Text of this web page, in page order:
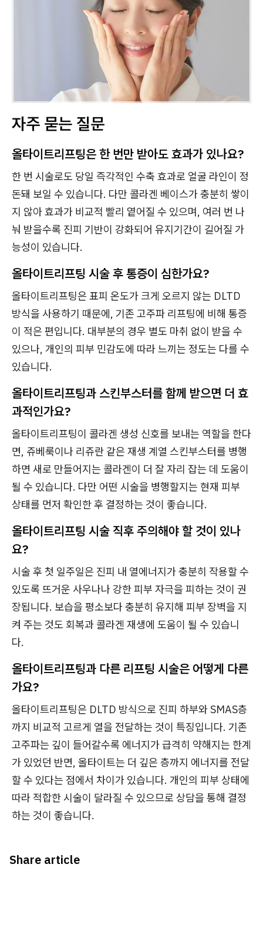
자주 묻는 질문
올타이트리프팅은 한 번만 받아도 효과가 있나요?
한 번 시술로도 당일 즉각적인 수축 효과로 얼굴 라인이 정
돈돼 보일 수 있습니다. 다만 콜라겐 베이스가 충분히 쌓이
지 않아 효과가 비교적 빨리 옅어질 수 있으며, 여러 번 나
눠 받을수록 진피 기반이 강화되어 유지기간이 길어질 가
능성이 있습니다.
올타이트리프팅 시술 후 통증이 심한가요?
올타이트리프팅은 표피 온도가 크게 오르지 않는 DLTD
방식을 사용하기 때문에, 기존 고주파 리프팅에 비해 통증
이 적은 편입니다. 대부분의 경우 별도 마취 없이 받을 수
있으나, 개인의 피부 민감도에 따라 느끼는 정도는 다를 수
있습니다.
올타이트리프팅과 스킨부스터를 함께 받으면 더 효
과적인가요?
올타이트리프팅이 콜라겐 생성 신호를 보내는 역할을 한다
면, 쥬베룩이나 리쥬란 같은 재생 계열 스킨부스터를 병행
하면 새로 만들어지는 콜라겐이 더 잘 자리 잡는 데 도움이
될 수 있습니다. 다만 어떤 시술을 병행할지는 현재 피부
상태를 먼저 확인한 후 결정하는 것이 좋습니다.
올타이트리프팅 시술 직후 주의해야 할 것이 있나
요?
시술 후 첫 일주일은 진피 내 열에너지가 충분히 작용할 수
있도록 뜨거운 사우나나 강한 피부 자극을 피하는 것이 권
장됩니다. 보습을 평소보다 충분히 유지해 피부 장벽을 지
켜 주는 것도 회복과 콜라겐 재생에 도움이 될 수 있습니
다.
올타이트리프팅과 다른 리프팅 시술은 어떻게 다른
가요?
올타이트리프팅은 DLTD 방식으로 진피 하부와 SMAS층
까지 비교적 고르게 열을 전달하는 것이 특징입니다. 기존
고주파는 깊이 들어갈수록 에너지가 급격히 약해지는 한계
가 있었던 반면, 올타이트는 더 깊은 층까지 에너지를 전달
할 수 있다는 점에서 차이가 있습니다. 개인의 피부 상태에
따라 적합한 시술이 달라질 수 있으므로 상담을 통해 결정
하는 것이 좋습니다.
Share article